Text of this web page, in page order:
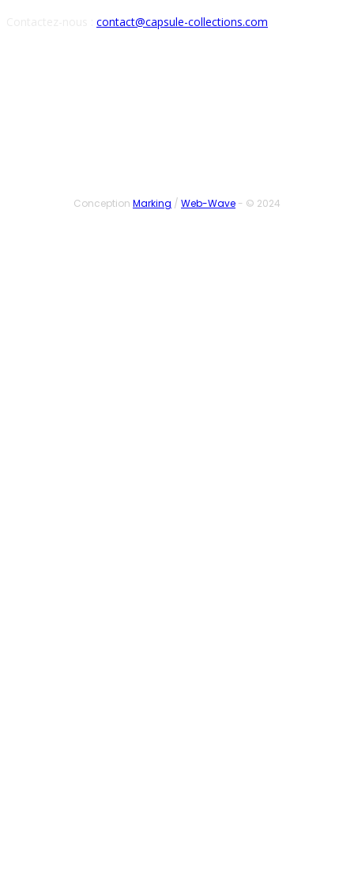
contact@capsule-collections.com
Conception Marking / Web-Wave - © 2024